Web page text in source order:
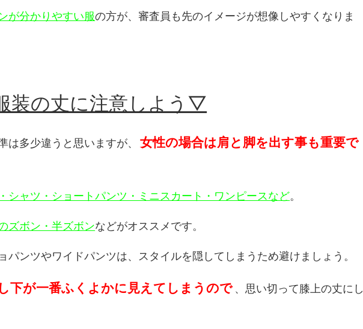
が分かりやすい服の方が、審査員も先のイメージが想像しやすくなりま
の丈に注意しよう▽
は多少違うと思いますが、
女性の場合は肩と脚を出す事も重要で
シャツ・ショートパンツ・ミニスカート・ワンピースなど。
ズボン・半ズボンなどがオススメです。
パンツやワイドパンツは、スタイルを隠してしまうため避けましょう。
下が一番ふくよかに見えてしまうので 、思い切って膝上の丈にし